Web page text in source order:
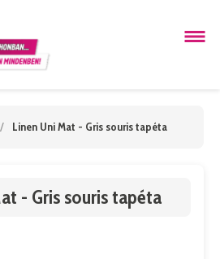
/ Linen Uni Mat - Gris souris tapéta
- Gris souris tapéta